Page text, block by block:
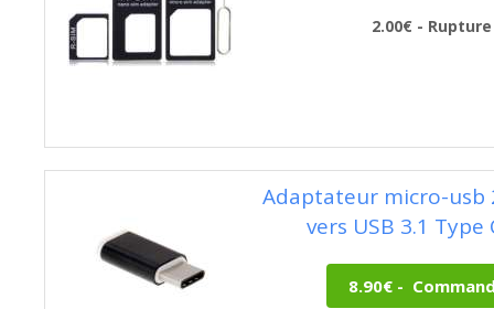
2.00€ - Rupture
Adaptateur micro-usb
vers USB 3.1 Type